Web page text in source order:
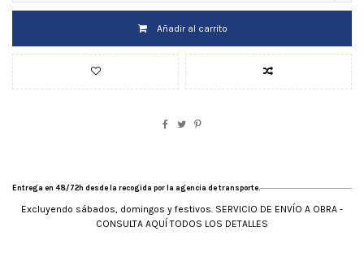
Añadir al carrito
Entrega en 48/72h desde la recogida por la agencia de transporte.
Excluyendo sábados, domingos y festivos. SERVICIO DE ENVÍO A OBRA -
CONSULTA AQUÍ TODOS LOS DETALLES